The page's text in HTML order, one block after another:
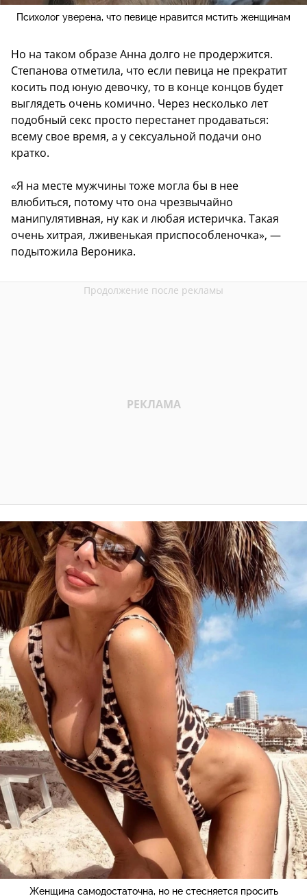
Психолог уверена, что певице нравится мстить женщинам
Но на таком образе Анна долго не продержится.
Степанова отметила, что если певица не прекратит
косить под юную девочку, то в конце концов будет
выглядеть очень комично. Через несколько лет
подобный секс просто перестанет продаваться:
всему свое время, а у сексуальной подачи оно
кратко.
«Я на месте мужчины тоже могла бы в нее
влюбиться, потому что она чрезвычайно
манипулятивная, ну как и любая истеричка. Такая
очень хитрая, лживенькая приспособленочка», —
подытожила Вероника.
Женщина самодостаточна, но не стесняется просить